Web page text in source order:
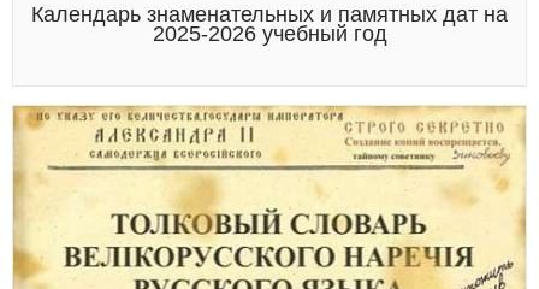
Календарь знаменательных и памятных дат на
2025-2026 учебный год